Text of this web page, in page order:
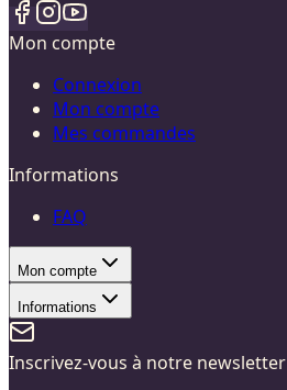
Mon compte
Connexion
Mon compte
Mes commandes
Informations
FAQ
Mon compte
Informations
Inscrivez-vous à notre newsletter